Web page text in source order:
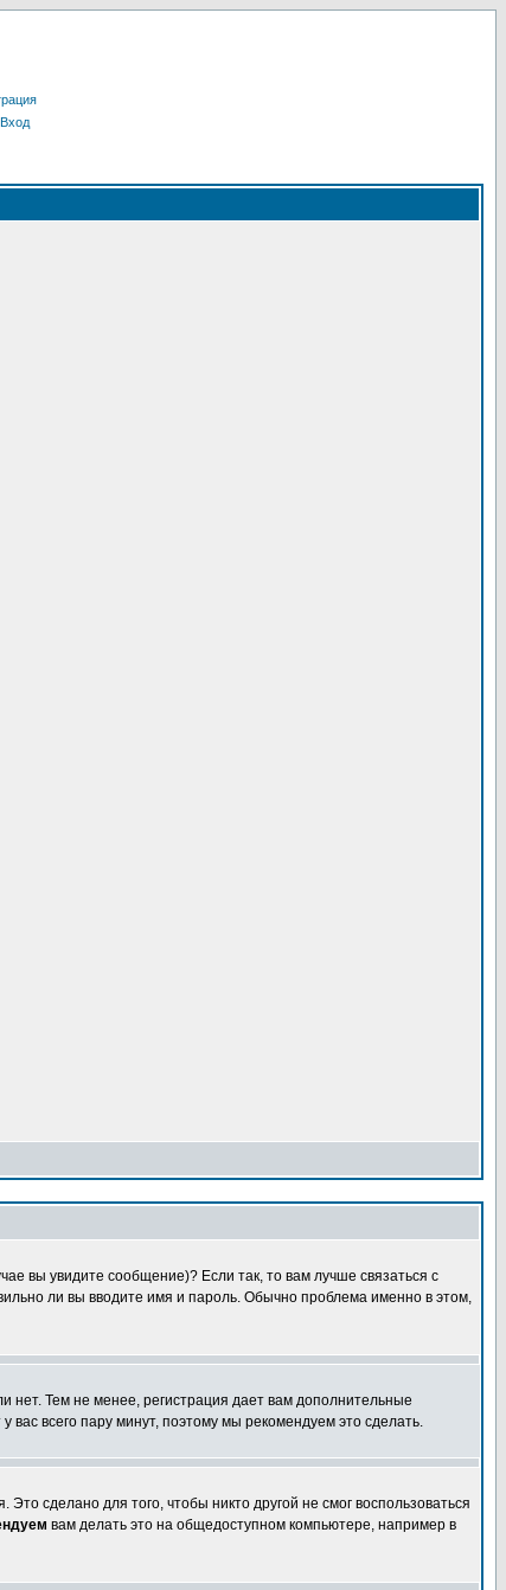
Вход
вы увидите сообщение)? Если так, то вам лучше связаться с
ли вы вводите имя и пароль. Обычно проблема именно в этом,
нет. Тем не менее, регистрация дает вам дополнительные
всего пару минут, поэтому мы рекомендуем это сделать.
сделано для того, чтобы никто другой не смог воспользоваться
вам делать это на общедоступном компьютере, например в